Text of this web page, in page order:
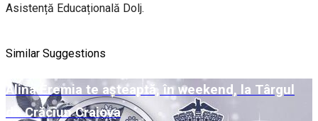
Asistență Educațională Dolj.
Similar Suggestions
Alina Eremia te așteaptă, în weekend, la Târgul
de Crăciun Craiova